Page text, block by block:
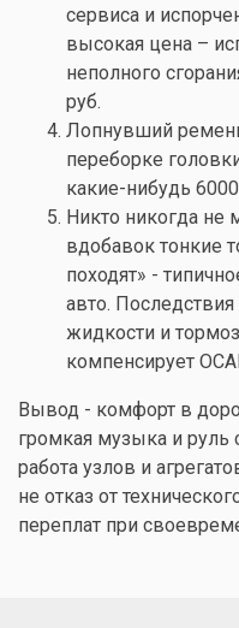
сервиса и
высокая цена –
неполного
руб.
Лопнувший
переборке
какие-нибудь
Никто никогда не
вдобавок тонкие
походят» -
авто.
жидкости и
компенсирует
Вывод - комфорт в
громкая музыка и руль
работа узлов и
не отказ от
переплат при